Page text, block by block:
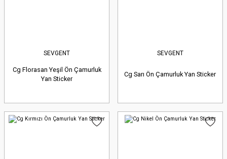
SEVGENT
Cg Florasan Yeşil Ön Çamurluk
Yan Sticker
SEVGENT
Cg Sarı Ön Çamurluk Yan Sticker